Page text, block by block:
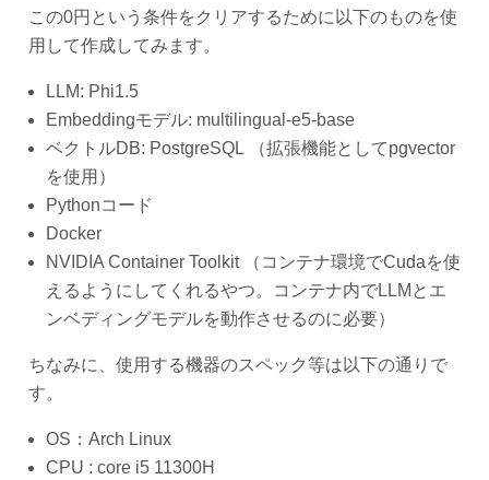
この0円という条件をクリアするために以下のものを使
用して作成してみます。
LLM: Phi1.5
Embeddingモデル: multilingual-e5-base
ベクトルDB: PostgreSQL （拡張機能としてpgvector
を使用）
Pythonコード
Docker
NVIDIA Container Toolkit （コンテナ環境でCudaを使
えるようにしてくれるやつ。コンテナ内でLLMとエ
ンベディングモデルを動作させるのに必要）
ちなみに、使用する機器のスペック等は以下の通りで
す。
OS：Arch Linux
CPU : core i5 11300H